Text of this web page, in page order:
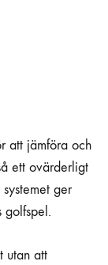
att jämföra och
ett ovärderligt
ger
golfspel.
utan att